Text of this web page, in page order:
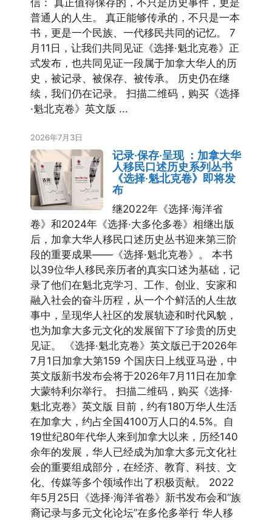
信： 真正值得保存的，不只是历史事件，更是
普通人的人生。 真正能够传承的，不只是一本
书，更是一个民族、一代移民共同的记忆。 7
月11日，让我们共同见证《选择·魁北克卷》正
式发布，也共同见证一段属于加拿大华人的历
史，被记录、被保存、被传承。 历史仍在继
续，我们仍在记录。 扫描二维码，购买《选择
·魁北克卷》英文版 ...
2026年7月3日
记录·保存·呈现 ：加拿大华
人移民口述历史系列丛书
《选择·魁北克卷》即将发
布
继2022年《选择·海洋省
卷》和2024年《选择·大多伦多卷》相继出版
后，加拿大华人移民口述历史丛书迎来第三阶
段的重要成果——《选择·魁北克卷》。 本书
以39位华人移民亲历者的真实口述为基础，记
录了他们在魁北克学习、工作、创业、安家和
融入社会的奋斗历程，从一个个鲜活的人生故
事中，呈现华人社区的发展轨迹和时代风貌，
也为加拿大多元文化的发展留下了珍贵的历史
见证。 《选择·魁北克卷》英文版已于2026年
7月1日加拿大第159 个国庆日上线亚马逊，中
英文版新书发布会将于2026年7月11日在加拿
大蒙特利尔举行。 扫描二维码，购买《选择·
魁北克卷》英文版 目前，约有180万华人生活
在加拿大，约占全国4100万人口的4.5%。自
19世纪80年代华人来到加拿大以来，历经140
余年的发展，华人已经成为加拿大多元文化社
会的重要组成部分，在经济、教育、科技、文
化、传媒等多个领域作出了积极贡献。 2022
年5月25日《选择·海洋省卷》新书发布会和“族
裔记录与多元文化论坛”在多伦多举行 华人移